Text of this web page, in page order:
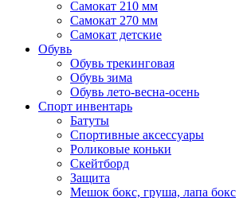
Самокат 210 мм
Самокат 270 мм
Самокат детские
Обувь
Обувь трекинговая
Обувь зима
Обувь лето-весна-осень
Спорт инвентарь
Батуты
Спортивные аксессуары
Роликовые коньки
Скейтборд
Защита
Мешок бокс, груша, лапа бокс